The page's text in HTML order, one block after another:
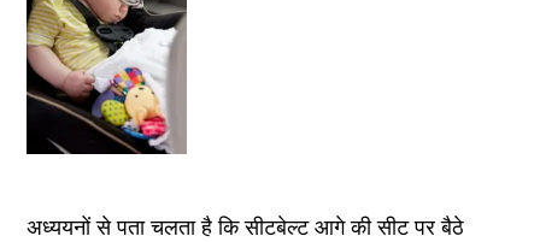
अध्ययनों से पता चलता है कि सीटबेल्ट आगे की सीट पर बैठे